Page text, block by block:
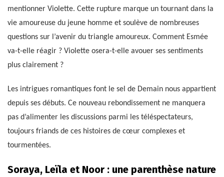
mentionner Violette. Cette rupture marque un tournant dans la
vie amoureuse du jeune homme et soulève de nombreuses
questions sur l’avenir du triangle amoureux. Comment Esmée
va-t-elle réagir ? Violette osera-t-elle avouer ses sentiments
plus clairement ?
Les intrigues romantiques font le sel de Demain nous appartient
depuis ses débuts. Ce nouveau rebondissement ne manquera
pas d’alimenter les discussions parmi les téléspectateurs,
toujours friands de ces histoires de cœur complexes et
tourmentées.
Soraya, Leïla et Noor : une parenthèse nature